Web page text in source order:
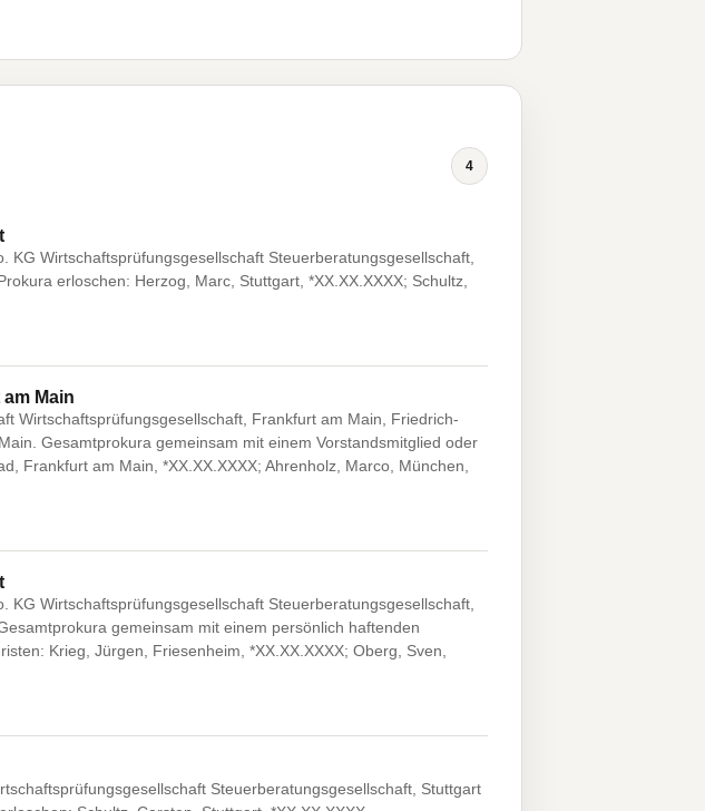
4
KG Wirtschaftsprüfungsgesellschaft Steuerberatungsgesellschaft,
erloschen: Herzog, Marc, Stuttgart, *XX.XX.XXXX; Schultz,
Main
Wirtschaftsprüfungsgesellschaft, Frankfurt am Main, Friedrich-
Gesamtprokura gemeinsam mit einem Vorstandsmitglied oder
Frankfurt am Main, *XX.XX.XXXX; Ahrenholz, Marco, München,
KG Wirtschaftsprüfungsgesellschaft Steuerberatungsgesellschaft,
gemeinsam mit einem persönlich haftenden
Krieg, Jürgen, Friesenheim, *XX.XX.XXXX; Oberg, Sven,
Steuerberatungsgesellschaft, Stuttgart